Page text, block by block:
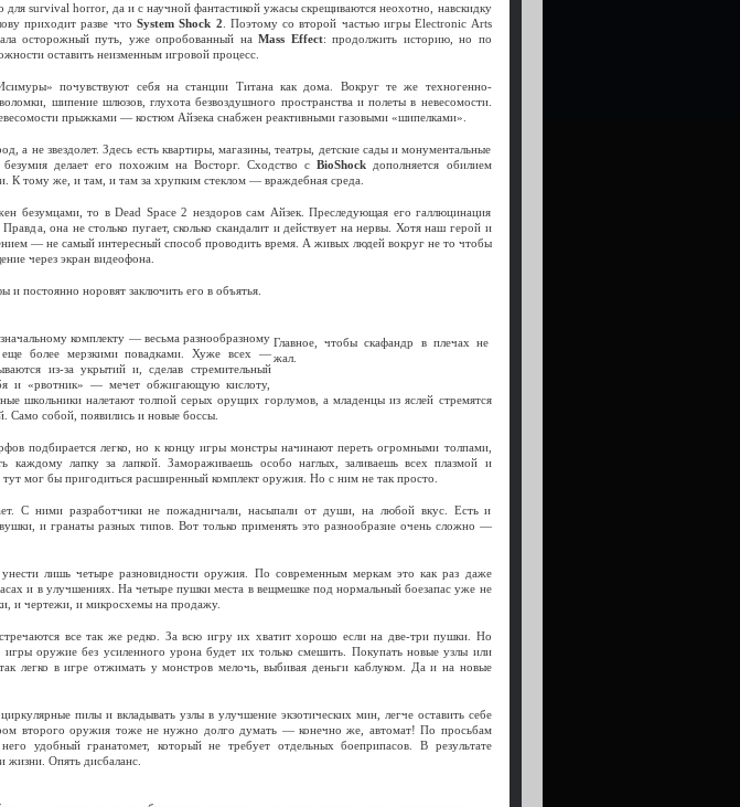
для survival horror, да и с научной фантастикой ужасы скрещиваются неохотно, навскидку
приходит разве что SystemShock 2 . Поэтому со второй частью игры Electronic Arts
осторожный путь, уже опробованный наMass Effect: продолжить историю, но по
оставить неизменным игровой процесс.
почувствуют себя на станции Титана как дома. Вокруг те же техногенно-
шипение шлюзов, глухота безвоздушного пространства и полеты в невесомости.
прыжками — костюм Айзека снабжен реактивными газовыми «шипелками».
а не звездолет. Здесь есть квартиры, магазины, театры, детские сады и монументальные
делает его похожим на Восторг. Сходство сBioShock дополняется обилием
К тому же, и там, и там за хрупким стеклом — враждебная среда.
безумцами, то в Dead Space 2 нездоров сам Айзек. Преследующая его галлюцинация
она не столько пугает, сколько скандалит и действует на нервы. Хотя наш герой и
— не самый интересный способ проводить время. А живых людей вокруг не то чтобы
через экран видеофона.
постоянно норовят заключить его в объятья.
Главное, чтобы скафандр в плечах не
жал.
комплекту — весьма разнообразному
более мерзкими повадками. Хуже всех —
из-за укрытий и, сделав стремительный
и «рвотник» — мечет обжигающую кислоту,
школьники налетают толпой серых орущих горлумов, а младенцы из яслей стремятся
Само собой, появились и новые боссы.
подбирается легко, но к концу игры монстры начинают переть огромными толпами,
каждому лапку за лапкой. Замораживаешь особо наглых, заливаешь всех плазмой и
мог бы пригодиться расширенный комплект оружия. Но с ним не так просто.
С ними разработчики не пожадничали, насыпали от души, на любой вкус. Есть и
и гранаты разных типов. Вот только применять это разнообразие очень сложно —
лишь четыре разновидности оружия. По современным меркам это как раз даже
и в улучшениях. На четыре пушки места в вещмешке под нормальный боезапас уже не
и чертежи, и микросхемы на продажу.
все так же редко. За всю игру их хватит хорошо если на две-три пушки. Но
оружие без усиленного урона будет их только смешить. Покупать новые узлы или
легко в игре отжимать у монстров мелочь, выбивая деньги каблуком. Да и на новые
пилы и вкладывать узлы в улучшение экзотических мин, легче оставить себе
второго оружия тоже не нужно долго думать — конечно же, автомат! По просьбам
удобный гранатомет, который не требует отдельных боеприпасов. В результате
жизни. Опять дисбаланс.